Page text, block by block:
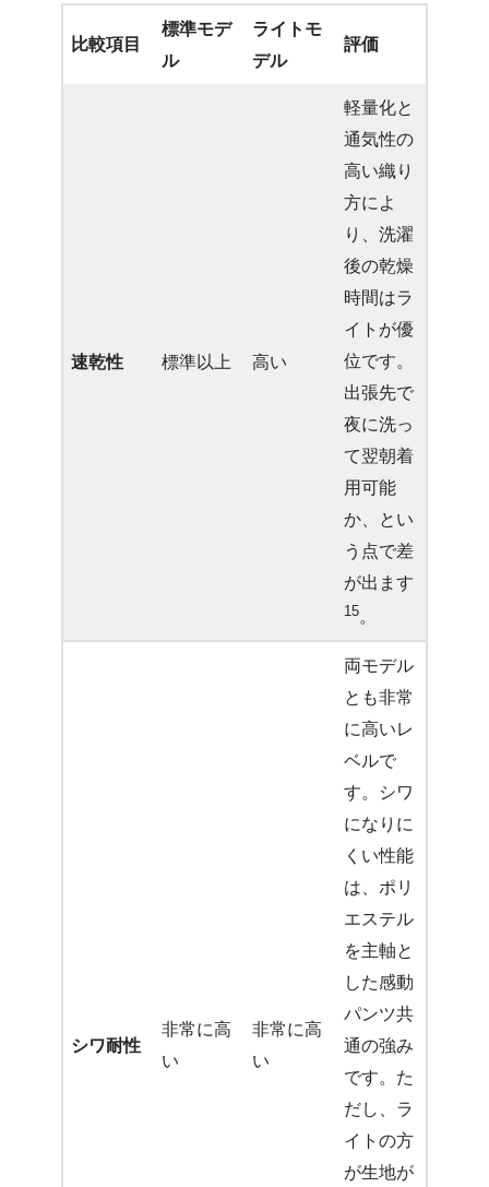
比較項目
標準モデ
ル
ライトモ
デル
評価
速乾性 標準以上 高い
軽量化と
通気性の
高い織り
方によ
り、洗濯
後の乾燥
時間はラ
イトが優
位です。
出張先で
夜に洗っ
て翌朝着
用可能
か、とい
う点で差
が出ます
15。
シワ耐性
非常に高
い
非常に高
い
両モデル
とも非常
に高いレ
ベルで
す。シワ
になりに
くい性能
は、ポリ
エステル
を主軸と
した感動
パンツ共
通の強み
です。た
だし、ラ
イトの方
が生地が